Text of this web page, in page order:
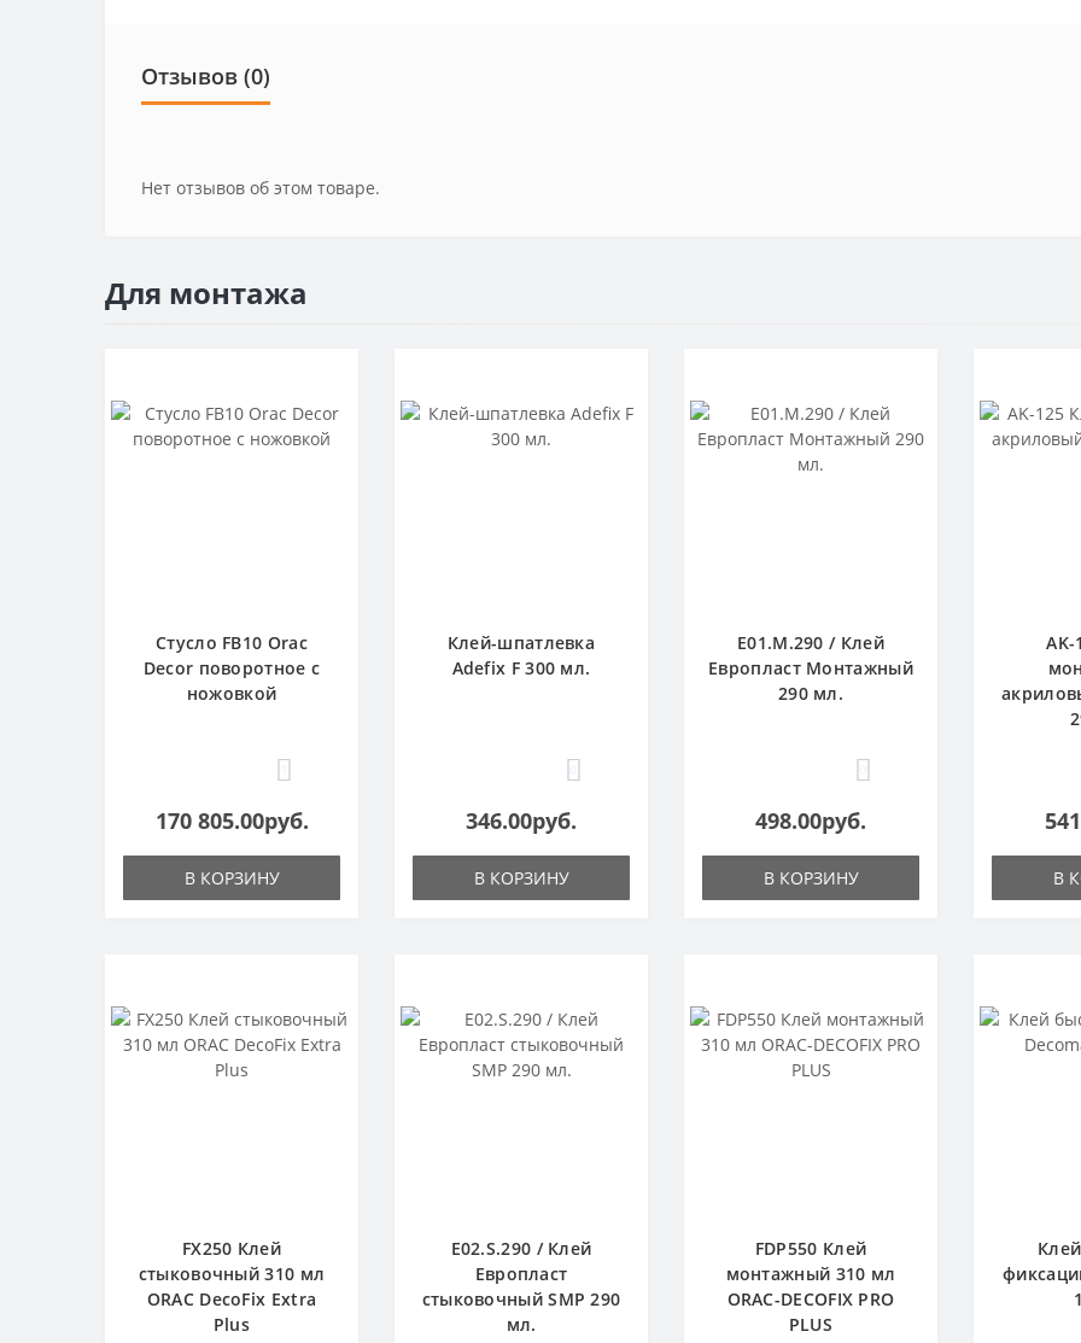
Отзывов (0)
Нет отзывов об этом товаре.
Для монтажа
Стусло FB10 Orac
Decor поворотное с
ножовкой
170 805.00руб.
В КОРЗИНУ
Клей-шпатлевка
Adefix F 300 мл.
346.00руб.
В КОРЗИНУ
E01.M.290 / Клей
Европласт Монтажный
290 мл.
498.00руб.
В КОРЗИНУ В
FX250 Клей
стыковочный 310 мл
ORAC DecoFix Extra
Plus
E02.S.290 / Клей
Европласт
стыковочный SMP 290
мл.
FDP550 Клей
монтажный 310 мл
ORAC-DECOFIX PRO
PLUS